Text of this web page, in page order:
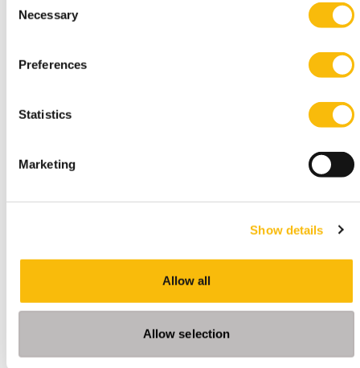
Selection
Necessary
Preferences
Statistics
Marketing
Show details
Allow all
Allow selection
Executive Master Finance & Control